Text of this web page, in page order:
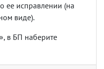
ее исправлении (на
виде).
в БП наберите